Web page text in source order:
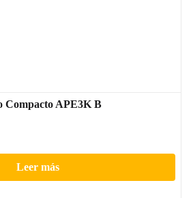
Compacto APE3K B
Leer más